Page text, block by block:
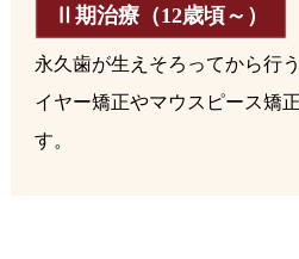
Ⅱ期治療（12歳頃～）
永久歯が生えそろってから行
イヤー矯正やマウスピース矯
す。